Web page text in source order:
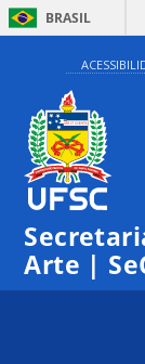
BRASIL
Arte |